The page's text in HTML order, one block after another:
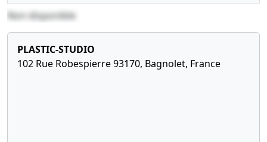
Non disponible
PLASTIC-STUDIO
102 Rue Robespierre 93170, Bagnolet, France